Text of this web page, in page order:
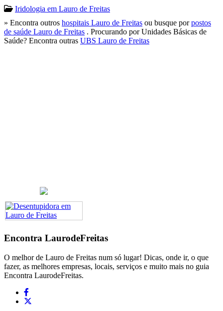
Iridologia em Lauro de Freitas
» Encontra outros hospitais Lauro de Freitas ou busque porpostos
de saúde Lauro de Freitas . Procurando por Unidades Básicas de
Saúde? Encontra outras UBS Lauro de Freitas
Encontra LaurodeFreitas
O melhor de Lauro de Freitas num só lugar! Dicas, onde ir, o que
fazer, as melhores empresas, locais, serviços e muito mais no guia
Encontra LaurodeFreitas.